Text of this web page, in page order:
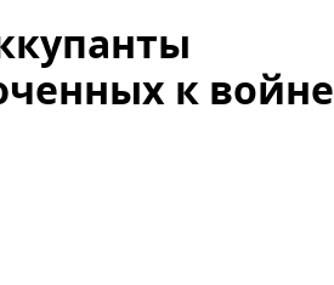
к войне